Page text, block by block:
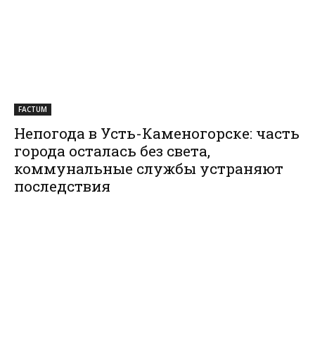
FACTUM
Непогода в Усть-Каменогорске: часть
города осталась без света,
коммунальные службы устраняют
последствия